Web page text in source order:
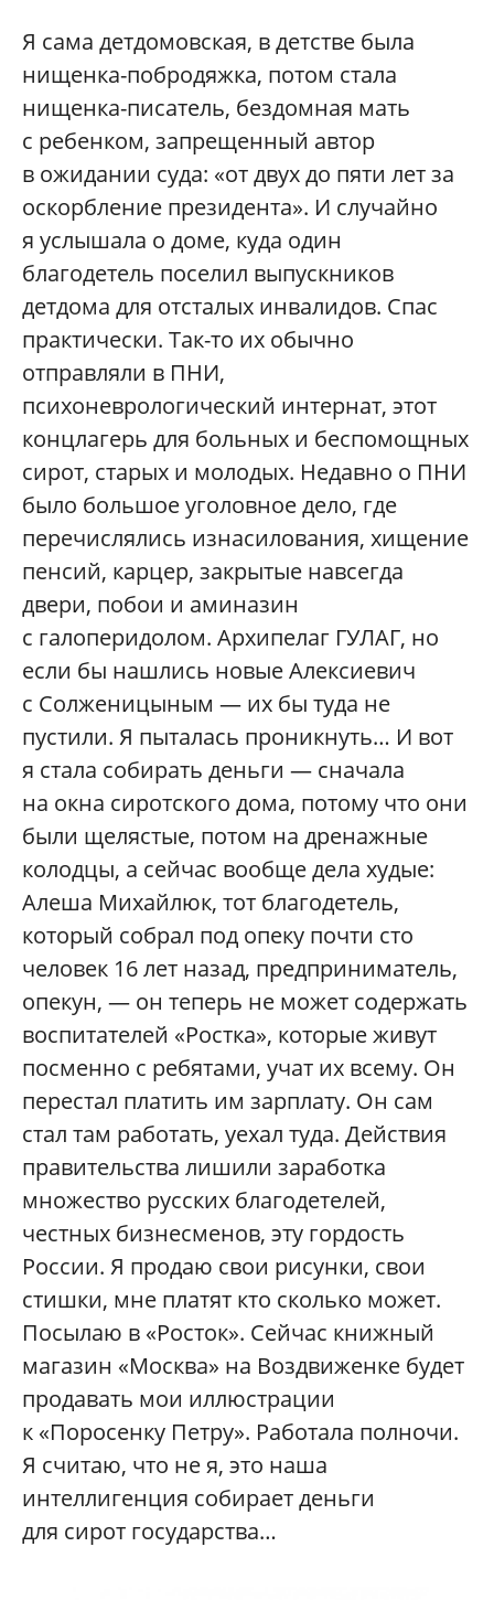
Я сама детдомовская, в детстве была
нищенка-побродяжка, потом стала
нищенка-писатель, бездомная мать
с ребенком, запрещенный автор
в ожидании суда: «от двух до пяти лет за
оскорбление президента». И случайно
я услышала о доме, куда один
благодетель поселил выпускников
детдома для отсталых инвалидов. Спас
практически. Так-то их обычно
отправляли в ПНИ,
психоневрологический интернат, этот
концлагерь для больных и беспомощных
сирот, старых и молодых. Недавно о ПНИ
было большое уголовное дело, где
перечислялись изнасилования, хищение
пенсий, карцер, закрытые навсегда
двери, побои и аминазин
с галоперидолом. Архипелаг ГУЛАГ, но
если бы нашлись новые Алексиевич
с Солженицыным — их бы туда не
пустили. Я пыталась проникнуть… И вот
я стала собирать деньги — сначала
на окна сиротского дома, потому что они
были щелястые, потом на дренажные
колодцы, а сейчас вообще дела худые:
Алеша Михайлюк, тот благодетель,
который собрал под опеку почти сто
человек 16 лет назад, предприниматель,
опекун, — он теперь не может содержать
воспитателей «Ростка», которые живут
посменно с ребятами, учат их всему. Он
перестал платить им зарплату. Он сам
стал там работать, уехал туда. Действия
правительства лишили заработка
множество русских благодетелей,
честных бизнесменов, эту гордость
России. Я продаю свои рисунки, свои
стишки, мне платят кто сколько может.
Посылаю в «Росток». Сейчас книжный
магазин «Москва» на Воздвиженке будет
продавать мои иллюстрации
к «Поросенку Петру». Работала полночи.
Я считаю, что не я, это наша
интеллигенция собирает деньги
для сирот государства…